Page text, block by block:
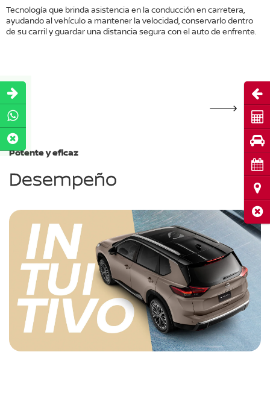
Tecnología que brinda asistencia en la conducción en carretera,
ayudando al vehículo a mantener la velocidad, conservarlo dentro
de su carril y guardar una distancia segura con el auto de enfrente.
Potente y eficaz
Desempeño